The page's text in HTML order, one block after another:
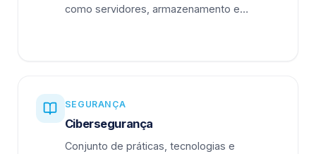
como servidores, armazenamento e
SEGURANÇA
Cibersegurança
Conjunto de práticas, tecnologias e